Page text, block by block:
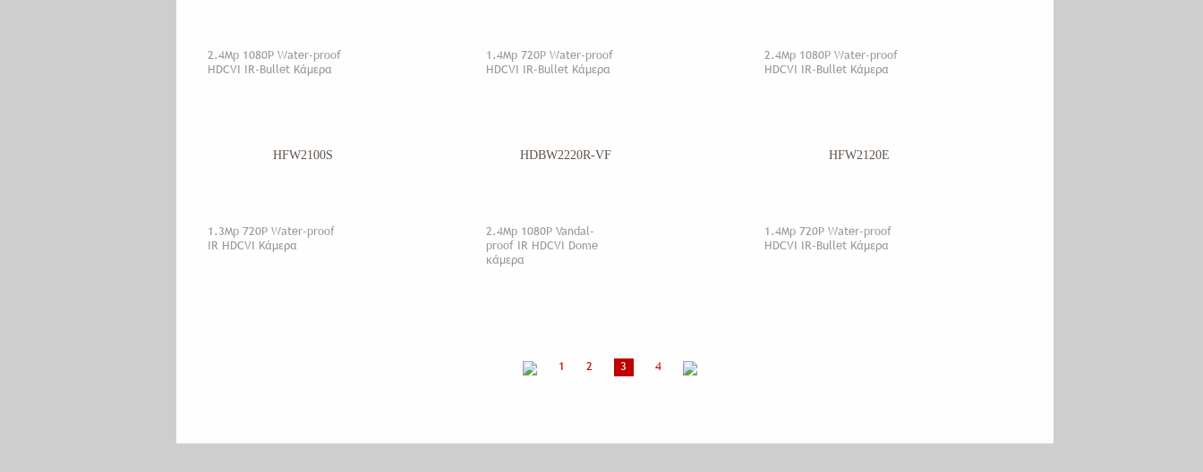
2.4Mp 1080P Water-proof
HDCVI IR-Bullet Κάμερα
1.4Mp 720P Water-proof
HDCVI IR-Bullet Κάμερα
2.4Mp 1080P Water-proof
HDCVI IR-Bullet Κάμερα
HFW2100S
1.3Mp 720P Water-proof
IR HDCVI Κάμερα
HDBW2220R-VF
2.4Mp 1080P Vandal-
proof IR HDCVI Dome
κάμερα
HFW2120E
1.4Mp 720P Water-proof
HDCVI IR-Bullet Κάμερα
1 2 3 4